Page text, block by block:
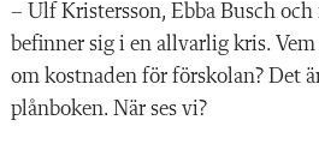
– Ulf Kristersson, Ebba Busch
befinner sig i en allvarlig kris.
om kostnaden för förskolan? Det
plånboken. När ses vi?